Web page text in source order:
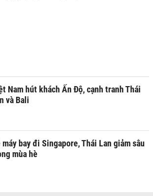
Nam hút khách Ấn Độ, cạnh tranh Thái
và Bali
máy bay đi Singapore, Thái Lan giảm sâu
mùa hè